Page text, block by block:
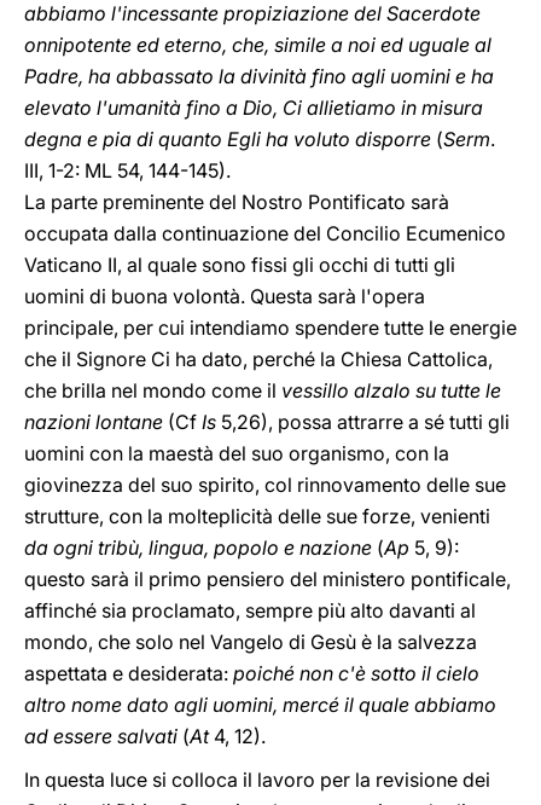
abbiamo l'incessante propiziazione del Sacerdote
onnipotente ed eterno, che, simile a noi ed uguale al
Padre, ha abbassato la divinità fino agli uomini e ha
elevato l'umanità fino a Dio, Ci allietiamo in misura
degna e pia di quanto Egli ha voluto disporre (Serm.
III, 1-2: ML 54, 144-145).
La parte preminente del Nostro Pontificato sarà
occupata dalla continuazione del Concilio Ecumenico
Vaticano II, al quale sono fissi gli occhi di tutti gli
uomini di buona volontà. Questa sarà l'opera
principale, per cui intendiamo spendere tutte le energie
che il Signore Ci ha dato, perché la Chiesa Cattolica,
che brilla nel mondo come il vessillo alzalo su tutte le
nazioni lontane (Cf Is 5,26), possa attrarre a sé tutti gli
uomini con la maestà del suo organismo, con la
giovinezza del suo spirito, col rinnovamento delle sue
strutture, con la molteplicità delle sue forze, venienti
da ogni tribù, lingua, popolo e nazione (Ap 5, 9):
questo sarà il primo pensiero del ministero pontificale,
affinché sia proclamato, sempre più alto davanti al
mondo, che solo nel Vangelo di Gesù è la salvezza
aspettata e desiderata: poiché non c'è sotto il cielo
altro nome dato agli uomini, mercé il quale abbiamo
ad essere salvati (At4, 12).
In questa luce si colloca il lavoro per la revisione dei